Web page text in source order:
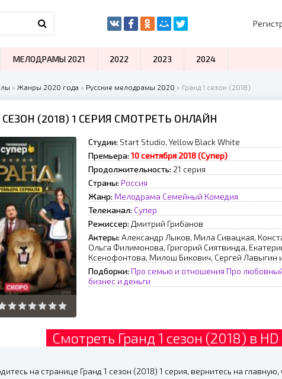
» Жанры 2020 года » Русские мелодрамы 2020 » Гранд 1 сезон (2018)
СЕЗОН (2018) 1 СЕРИЯ СМОТРЕТЬ ОНЛАЙН
Студии: Start Studio, Yellow Black White
Премьера: 10 сентября 2018 (Супер)
Продолжительность: 21 серия
Страны: Россия
Жанр: Мелодрама Семейный Комедия
Телеканал: Супер
Режиссер: Дмитрий Грибанов
Актеры: Александр Лыков, Мила Сивацкая,
Ольга Филимонова, Григорий Сиятвинда,
Ксенофонтова, Милош Бикович, Сергей Лавыгин
Подборки: Про семью и отношения Про
бизнес и деньги
Смотреть Гранд 1 сезон (2018) в HD
на странице Гранд 1 сезон (2018) 1 серия, вернитесь на главную,
МЕЛОДРАМЫ 2021 2022 2023 2024